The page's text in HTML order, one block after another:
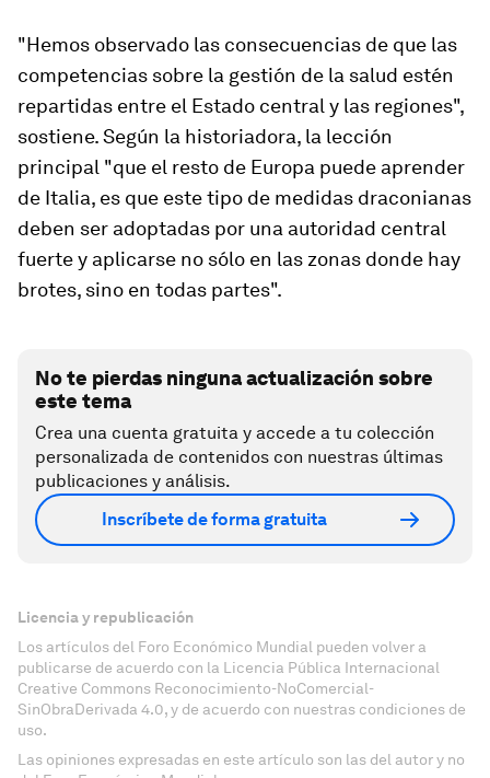
"Hemos observado las consecuencias de que las
competencias sobre la gestión de la salud estén
repartidas entre el Estado central y las regiones",
sostiene. Según la historiadora, la lección
principal "que el resto de Europa puede aprender
de Italia, es que este tipo de medidas draconianas
deben ser adoptadas por una autoridad central
fuerte y aplicarse no sólo en las zonas donde hay
brotes, sino en todas partes".
No te pierdas ninguna actualización sobre
este tema
Crea una cuenta gratuita y accede a tu colección
personalizada de contenidos con nuestras últimas
publicaciones y análisis.
Inscríbete de forma gratuita
Licencia y republicación
Los artículos del Foro Económico Mundial pueden volver a
publicarse de acuerdo con la Licencia Pública Internacional
Creative Commons Reconocimiento-NoComercial-
SinObraDerivada 4.0, y de acuerdo con nuestras condiciones de
uso.
Las opiniones expresadas en este artículo son las del autor y no